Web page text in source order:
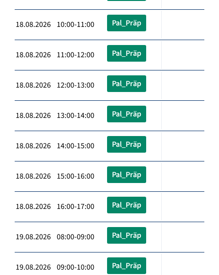
18.08.2026 10:00-11:00 Pal_Präp
18.08.2026 11:00-12:00 Pal_Präp
18.08.2026 12:00-13:00 Pal_Präp
18.08.2026 13:00-14:00 Pal_Präp
18.08.2026 14:00-15:00 Pal_Präp
18.08.2026 15:00-16:00 Pal_Präp
18.08.2026 16:00-17:00 Pal_Präp
19.08.2026 08:00-09:00 Pal_Präp
19.08.2026 09:00-10:00 Pal_Präp